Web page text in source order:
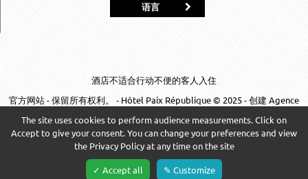
预订
联系我们
语言
酒店不适合行动不便的客人入住
官方网站 - 保留所有权利。 - Hôtel Paix République © 2025 - 创建 Agence
The site uses cookies to perform audience measurements. Click on
Accept to give your consent. You can change your preferences and view
the Privacy Policy at any time on the site
✓ Accept all ✎ Customize